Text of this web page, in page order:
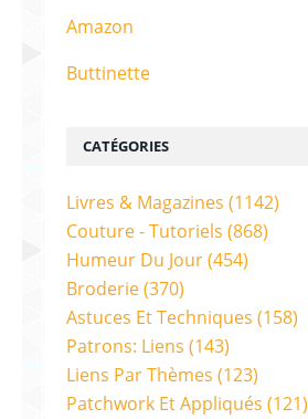
CATÉGORIES
Livres & Magazines (1142)
Couture - Tutoriels (868)
Humeur Du Jour(454)
Broderie(370)
Astuces Et Techniques (158)
Patrons: Liens (143)
Liens Par Thèmes (123)
Patchwork Et Appliqués (121)
Amazon
Buttinette